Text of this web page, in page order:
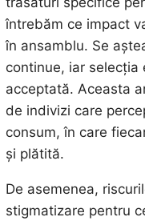
întrebăm ce impact
în ansamblu. Se
continue, iar selecția
acceptată. Aceasta
de indivizi care
consum, în care
și plătită.
De asemenea,
stigmatizare pentru